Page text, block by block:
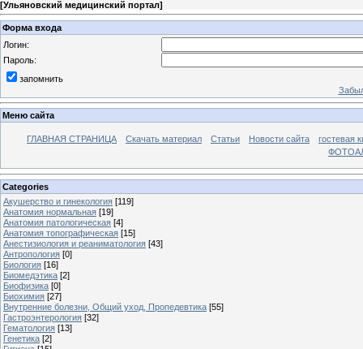
[Ульяновский медицинский портал]
Форма входа
Логин:
Пароль:
запомнить
Меню сайта
ГЛАВНАЯ СТРАНИЦА Скачать материал Статьи Новости сайта
гостевая
Categories
Акушерство и гинекология [119]
Анатомия нормальная [19]
Анатомия патологическая [4]
Анатомия топографическая [15]
Анестизиология и реаниматология [43]
Антропология [0]
Биология [16]
Биомедэтика [2]
Биофизика [0]
Биохимия [27]
Внутренние болезни, Общий уход, Пропедевтика [55]
Гастроэнтерология [32]
Гематология [13]
Генетика [2]